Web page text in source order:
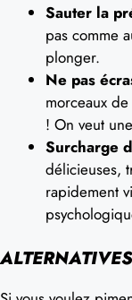
Sauter la
pas comme
plonger.
Ne pas
morceaux
! On veut
Surcharge
délicieuses,
rapidement